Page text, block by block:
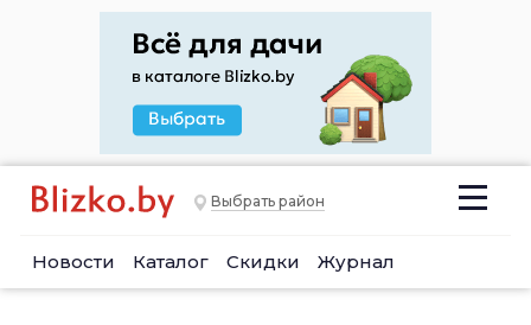
Выбрать район
Новости Каталог Скидки Журнал